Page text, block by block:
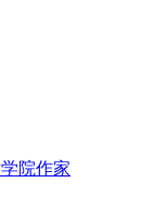
院作家